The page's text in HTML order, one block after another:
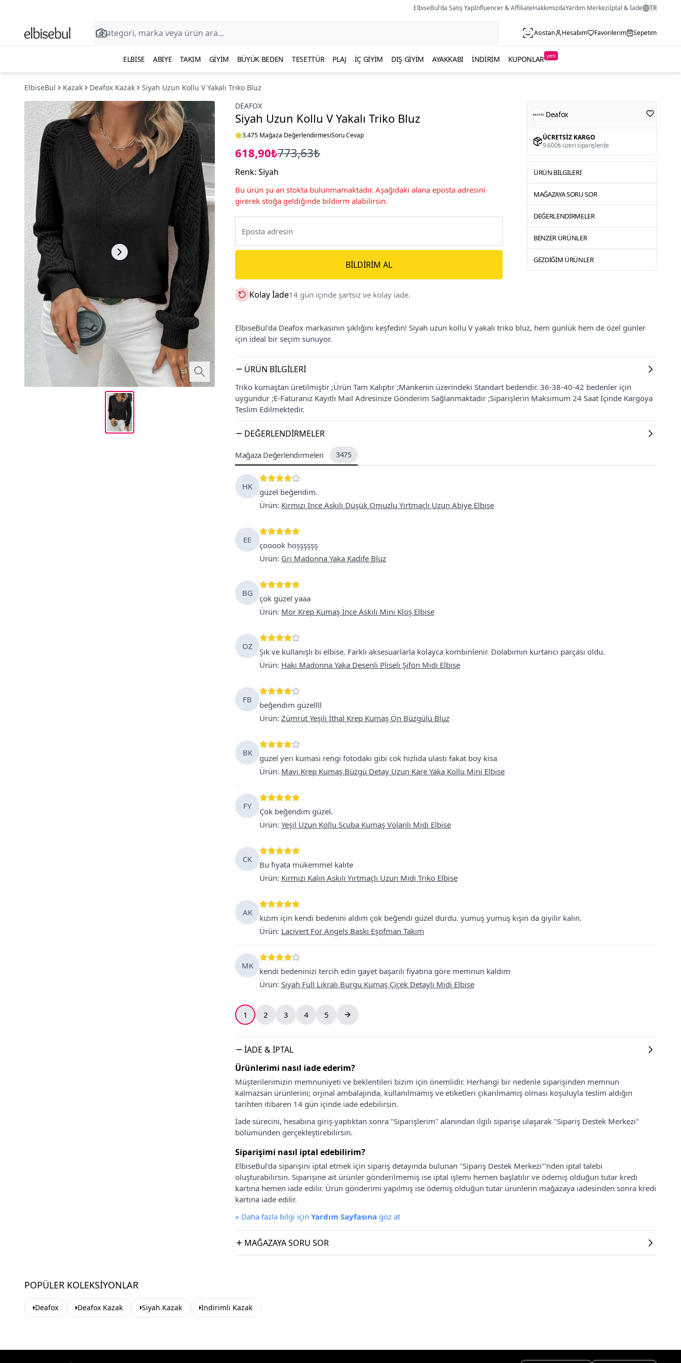
ElbiseBul'da Satış YapInfluencer & AffiliateHakkımızdaYardım Merkeziİptal & İade TR
Asistan Hesabım Favorilerim Sepetim
ELBISE ABIYE TAKIM GIYIM BÜYÜK BEDEN TESETTÜR PLAJ İÇ GIYIM DIŞ GIYIM AYAKKABI İNDIRIM KUPONLAR yeni
ElbiseBul Kazak Deafox Kazak
Siyah Uzun Kollu V Yakalı Triko Bluz
DEAFOX
Siyah Uzun Kollu V Yakalı Triko Bluz
3.475 Mağaza DeğerlendirmesiSoru Cevap
618,90₺773,63₺
Renk: Siyah
Bu ürün şu an stokta bulunmamaktadır. Aşağıdaki alana eposta adresini
girerek stoğa geldiğinde bildiirm alabilirsin.
BILDIRIM AL
Kolay İade14 gün içinde şartsız ve kolay iade.
Deafox
ÜCRETSIZ KARGO
9.600₺ üzeri siparişlerde
ÜRÜN BILGILERI
MAĞAZAYA SORU SOR
DEĞERLENDIRMELER
BENZER ÜRÜNLER
GEZDIĞIM ÜRÜNLER
ElbiseBul'da Deafox markasının şıklığını keşfedin! Siyah uzun kollu V yakalı triko bluz, hem günlük hem de özel günler
için ideal bir seçim sunuyor.
ÜRÜN BILGILERI
Triko kumaştan üretilmiştir ;Ürün Tam Kalıptır ;Mankenin üzerindeki Standart bedendir. 36-38-40-42 bedenler için
uygundur ;E-Faturanız Kayıtlı Mail Adresinize Gönderim Sağlanmaktadır ;Siparişlerin Maksimum 24 Saat İçinde Kargoya
Teslim Edilmektedir.
DEĞERLENDIRMELER
Mağaza Değerlendirmeleri 3475
HK
güzel beğendim.
Ürün: Kırmızı İnce Askılı Düşük Omuzlu Yırtmaçlı Uzun Abiye Elbise
EE
çooook hoşşşşşş
Ürün: Gri Madonna Yaka Kadife Bluz
BG
çok güzel yaaa
Ürün: Mor Krep Kumaş İnce Askılı Mini Kloş Elbise
OZ
Şık ve kullanışlı bi elbise. Farklı aksesuarlarla kolayca kombinlenir. Dolabımın kurtarıcı parçası oldu.
Ürün: Haki Madonna Yaka Desenli Pliseli Şifon Midi Elbise
FB
beğendim güzellll
Ürün: Zümrüt Yeşili İthal Krep Kumaş Ön Büzgülü Bluz
BK
guzel yeri kumasi rengi fotodaki gibi cok hizlida ulasti fakat boy kisa
Ürün: Mavi Krep Kumaş Büzgü Detay Uzun Kare Yaka Kollu Mini Elbise
FY
Çok beğendim güzel.
Ürün: Yeşil Uzun Kollu Scuba Kumaş Volanlı Midi Elbise
CK
Bu fıyata mükemmel kalıte
Ürün: Kırmızı Kalın Askılı Yırtmaçlı Uzun Midi Triko Elbise
AK
kızım için kendi bedenini aldım çok beğendi güzel durdu. yumuş yumuş kışın da giyilir kalın.
Ürün: Lacivert For Angels Baskı Eşofman Takım
MK
kendi bedeninizi tercih edin gayet başarılı fiyatına göre memnun kaldım
Ürün: Siyah Full Likralı Burgu Kumaş Çiçek Detaylı Midi Elbise
1 2 3 4 5
İADE & İPTAL
Ürünlerimi nasıl iade ederim?
Müşterilerimizin memnuniyeti ve beklentileri bizim için önemlidir. Herhangi bir nedenle siparişinden memnun
kalmazsan ürünlerini; orjinal ambalajında, kullanılmamış ve etiketleri çıkarılmamış olması koşuluyla teslim aldığın
tarihten itibaren 14 gün içinde iade edebilirsin.
İade sürecini, hesabına giriş yaptıktan sonra "Siparişlerim" alanından ilgili siparişe ulaşarak "Sipariş Destek Merkezi"
bölümünden gerçekleştirebilirsin.
Siparişimi nasıl iptal edebilirim?
ElbiseBul'da siparişini iptal etmek için sipariş detayında bulunan "Sipariş Destek Merkezi"'nden iptal talebi
oluşturabilirsin. Siparişine ait ürünler gönderilmemiş ise iptal işlemi hemen başlatılır ve ödemiş olduğun tutar kredi
kartına hemen iade edilir. Ürün gönderimi yapılmış ise ödemiş olduğun tutar ürünlerin mağazaya iadesinden sonra kredi
kartına iade edilir.
» Daha fazla bilgi için Yardım Sayfasına göz at
MAĞAZAYA SORU SOR
POPÜLER KOLEKSIYONLAR
Deafox Deafox Kazak Siyah Kazak İndirimli Kazak